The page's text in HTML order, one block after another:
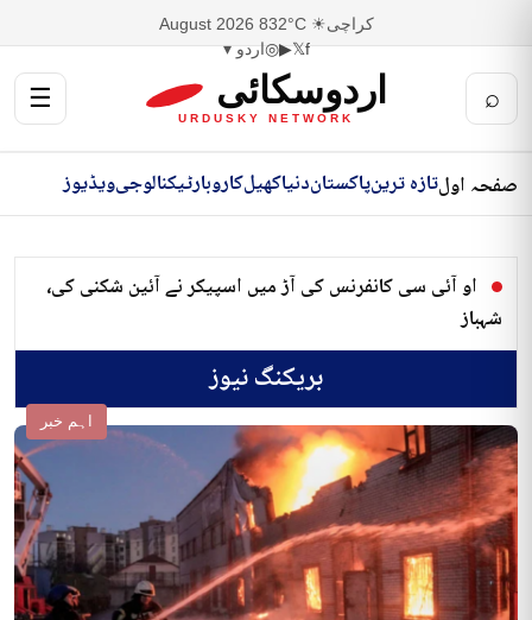
کراچی☀ 32°C
8 August 2026
f
𝕏
▶
◎اردو ▾
⌕ اردوسکائی
URDUSKY NETWORK
☰
صفحہ اولتازہ ترینپاکستاندنیاکھیلکاروبارٹیکنالوجیویڈیوز
او آئی سی کانفرنس کی آڑ میں اسپیکر نے آئین شکنی کی،
شہباز
بریکنگ نیوز
اہم خبر